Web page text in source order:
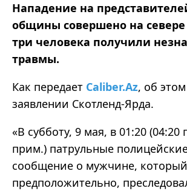
Нападение на
общины совершено на
три человека получили
травмы.
Как передает Caliber.Az, об
заявлении Скотленд-Ярда.
«В субботу, 9 мая, в 01:20 (04:20
прим.) патрульные
сообщение о мужчине,
предположительно,